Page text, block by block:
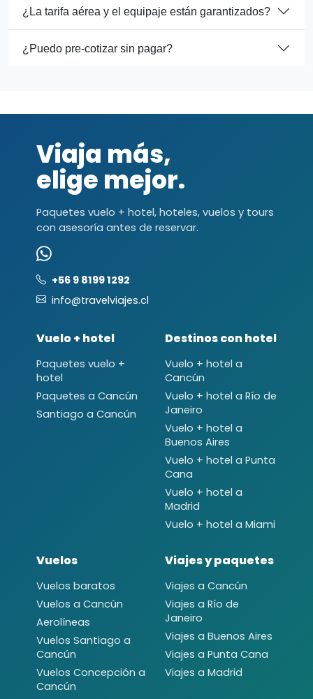
¿La tarifa aérea y el equipaje están garantizados?
¿Puedo pre-cotizar sin pagar?
Viaja más,
elige mejor.
Paquetes vuelo + hotel, hoteles, vuelos y tours
con asesoría antes de reservar.
+56 9 8199 1292
info@travelviajes.cl
Vuelo + hotel
Paquetes vuelo +
hotel
Paquetes a Cancún
Santiago a Cancún
Destinos con hotel
Vuelo + hotel a
Cancún
Vuelo + hotel a Río de
Janeiro
Vuelo + hotel a
Buenos Aires
Vuelo + hotel a Punta
Cana
Vuelo + hotel a
Madrid
Vuelo + hotel a Miami
Vuelos
Vuelos baratos
Vuelos a Cancún
Aerolíneas
Vuelos Santiago a
Cancún
Vuelos Concepción a
Cancún
Viajes y paquetes
Viajes a Cancún
Viajes a Río de
Janeiro
Viajes a Buenos Aires
Viajes a Punta Cana
Viajes a Madrid